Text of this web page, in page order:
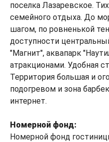
поселка Лазаревское.
семейного отдыха. До
шагом, по ровненькой
доступности
"Магнит", аквапарк
атракционами. Удобная
Территория большая и
подогревом и зона
интернет.
Номерной фонд:
Номерной фонд